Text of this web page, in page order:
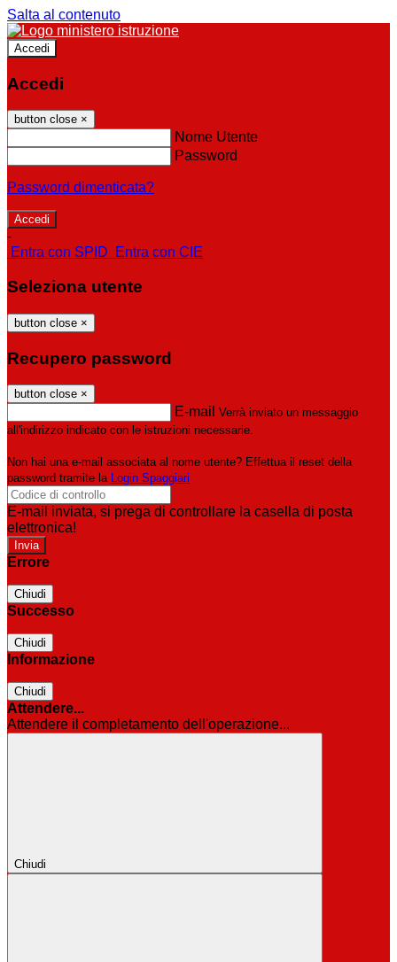
Salta al contenuto
Accedi
Accedi
button close ×
Nome Utente
Password
Password dimenticata?
-
Entra con SPID
Entra con CIE
Seleziona utente
button close ×
Recupero password
button close ×
E-mail Verrà inviato un messaggio
all'indirizzo indicato con le istruzioni necessarie.
Non hai una e-mail associata al nome utente? Effettua il reset della
password tramite la Login Spaggiari
E-mail inviata, si prega di controllare la casella di posta
elettronica!
Errore
Chiudi
Successo
Chiudi
Informazione
Chiudi
Attendere...
Attendere il completamento dell'operazione...
Chiudi